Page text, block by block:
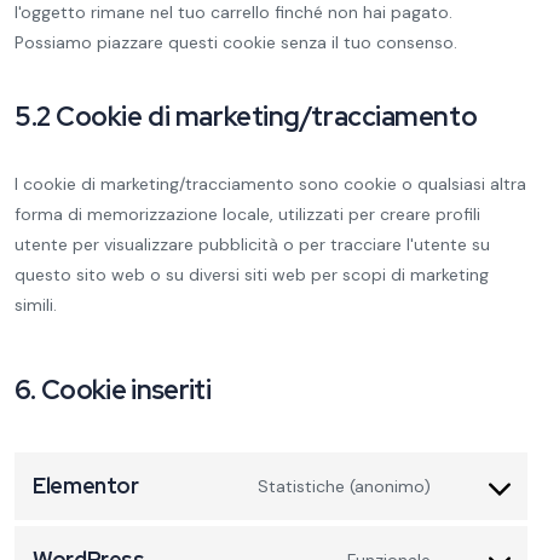
l'oggetto rimane nel tuo carrello finché non hai pagato.
Possiamo piazzare questi cookie senza il tuo consenso.
5.2 Cookie di marketing/tracciamento
I cookie di marketing/tracciamento sono cookie o qualsiasi altra
forma di memorizzazione locale, utilizzati per creare profili
utente per visualizzare pubblicità o per tracciare l'utente su
questo sito web o su diversi siti web per scopi di marketing
simili.
6. Cookie inseriti
Elementor Statistiche (anonimo)